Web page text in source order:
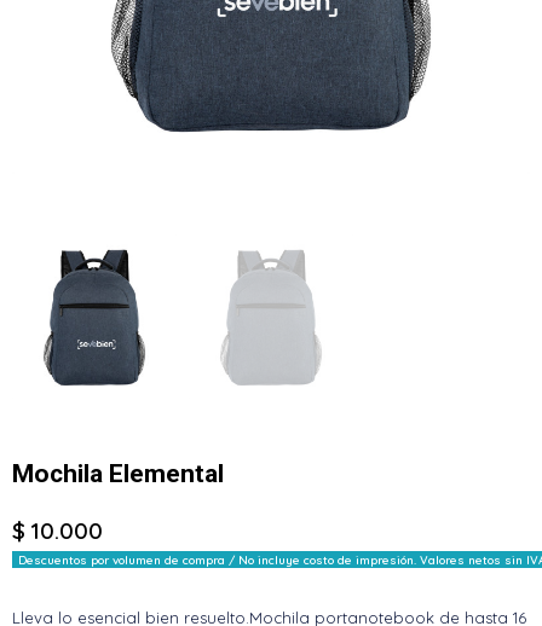
Mochila Elemental
$ 10.000
Descuentos por volumen de compra / No incluye costo de impresión. Valores netos sin
Lleva lo esencial bien resuelto.Mochila portanotebook de hasta 16